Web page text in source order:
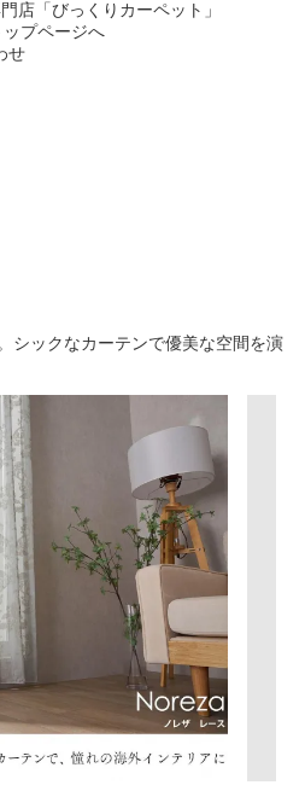
店「びっくりカーペット」
せ
シックなカーテンで優美な空間を演